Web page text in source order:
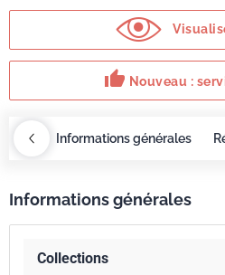
thumb_up Nouveau :
Informations générales
Informations générales
Collections